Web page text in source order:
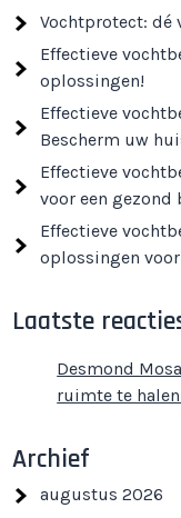
Vochtprotect:
Effectieve
oplossingen!
Effectieve
Bescherm uw
Effectieve
voor een
Effectieve
oplossingen
Laatste
Desmond
ruimte te
Archief
augustus 2026